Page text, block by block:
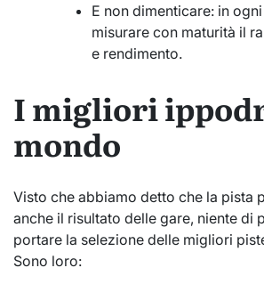
E non dimenticare: in
misurare con maturità il
e rendimento.
I migliori
mondo
Visto che abbiamo detto che la pista
anche il risultato delle gare, niente di
portare la selezione delle migliori
Sono loro: